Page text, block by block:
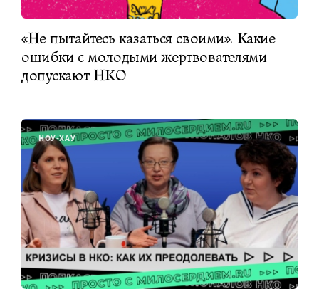
«Не пытайтесь казаться своими». Какие
ошибки с молодыми жертвователями
допускают НКО
НОУ-ХАУ